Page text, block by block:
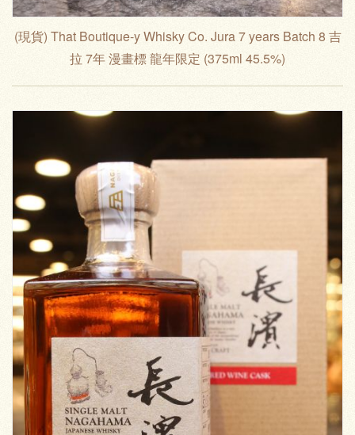
(現貨) That Boutique-y Whisky Co. Jura 7 years Batch 8 吉
拉 7年 漫畫標 龍年限定 (375ml 45.5%)